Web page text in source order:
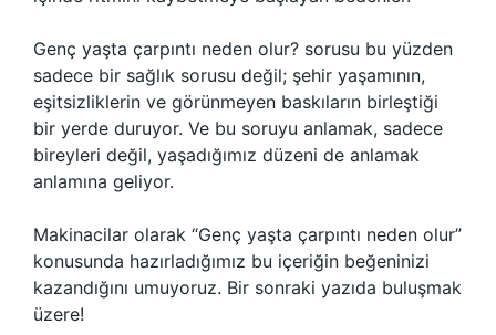
Genç yaşta çarpıntı neden olur? sorusu bu yüzden
sadece bir sağlık sorusu değil; şehir yaşamının,
eşitsizliklerin ve görünmeyen baskıların birleştiği
bir yerde duruyor. Ve bu soruyu anlamak, sadece
bireyleri değil, yaşadığımız düzeni de anlamak
anlamına geliyor.
Makinacilar olarak “Genç yaşta çarpıntı neden olur”
konusunda hazırladığımız bu içeriğin beğeninizi
kazandığını umuyoruz. Bir sonraki yazıda buluşmak
üzere!